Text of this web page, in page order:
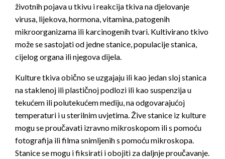
životnih pojava u tkivu i reakcija tkiva na djelovanje
virusa, lijekova, hormona, vitamina, patogenih
mikroorganizama ili karcinogenih tvari. Kultivirano tkivo
može se sastojati od jedne stanice, populacije stanica,
cijelog organa ili njegova dijela.
Kulture tkiva obično se uzgajaju ili kao jedan sloj stanica
na staklenoj ili plastičnoj podlozi ili kao suspenzija u
tekućem ili polutekućem mediju, na odgovarajućoj
temperaturi i u sterilnim uvjetima. Žive stanice iz kulture
mogu se proučavati izravno mikroskopom ili s pomoću
fotografija ili filma snimljenih s pomoću mikroskopa.
Stanice se mogu i fiksirati i obojiti za daljnje proučavanje.